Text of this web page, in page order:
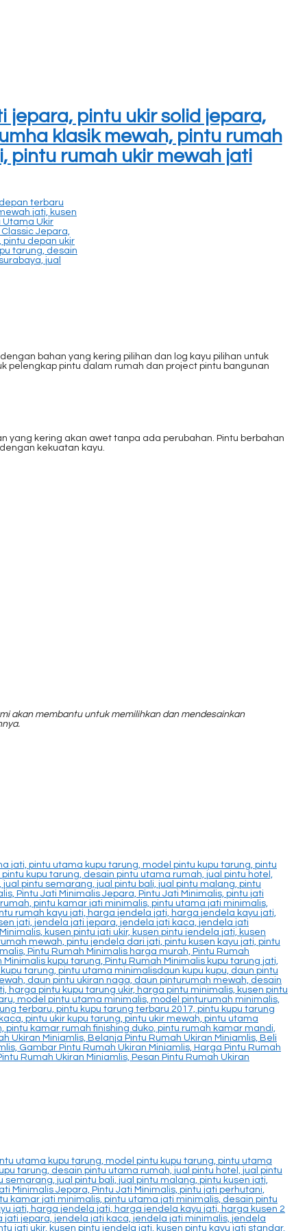
jepara, pintu ukir solid jepara,
klasik mewah, pintu rumah
pintu rumah ukir mewah jati
bahan yang kering pilihan dan log kayu pilihan untuk
pelengkap pintu dalam rumah dan project pintu bangunan
yang kering akan awet tanpa ada perubahan. Pintu berbahan
kekuatan kayu.
akan membantu untuk memilihkan dan mendesainkan